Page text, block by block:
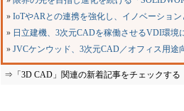
» IoTやARとの連携を強化し、イノベーショ
» 日立建機、3次元CADを稼働させるVDI環境
» JVCケンウッド、3次元CAD／オフィス用
⇒「3D CAD」関連の新着記事をチェックする